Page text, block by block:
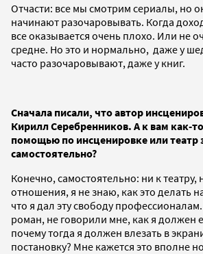
Отчасти: все мы смотрим сериалы, но
начинают разочаровывать. Когда
все оказывается очень плохо. Или не
средне. Но это и нормально, даже у
часто разочаровывают, даже у книг.
Сначала писали, что автор
Кирилл Серебренников. А к вам как-
помощью по инсценировке или театр
самостоятельно?
Конечно, самостоятельно: ни к
отношения, я не знаю, как это делать
что я дал эту свободу
роман, не говорили мне, как я должен
почему тогда я должен влезать в
постановку? Мне кажется это вполне